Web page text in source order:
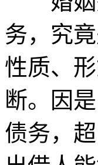
务，究
性质、
断。因
债务，